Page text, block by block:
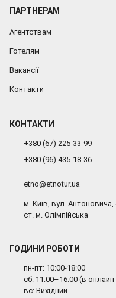
ПАРТНЕРАМ
Агентствам
Готелям
Вакансії
Контакти
КОНТАКТИ
+380 (67) 225-33-99
+380 (96) 435-18-36
etno@etnotur.ua
м. Київ, вул.
ст. м. Олімпійська
ГОДИНИ РОБОТИ
пн-пт: 10:00-18:00
сб: 11:00–16:00 (в
вс: Вихідний